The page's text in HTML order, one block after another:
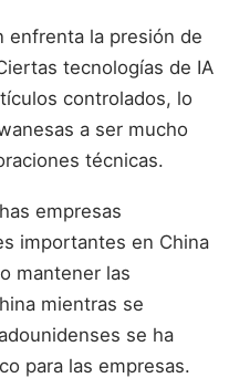
enfrenta la presión de
tecnologías de IA
controlados, lo
a ser mucho
técnicas.
empresas
importantes en China
mantener las
mientras se
se ha
para las empresas.